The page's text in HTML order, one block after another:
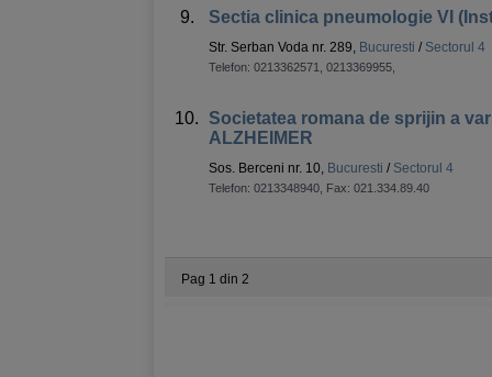
9. Sectia clinica pneumologie VI
Str. Serban Voda nr. 289, Bucuresti / Sectorul 4
Telefon: 0213362571, 0213369955
10. Societatea romana de sprijin a
ALZHEIMER
Sos. Berceni nr. 10, Bucuresti / Sectorul 4
Telefon: 0213348940 , Fax: 021.334.89.40
Pag 1 din 2